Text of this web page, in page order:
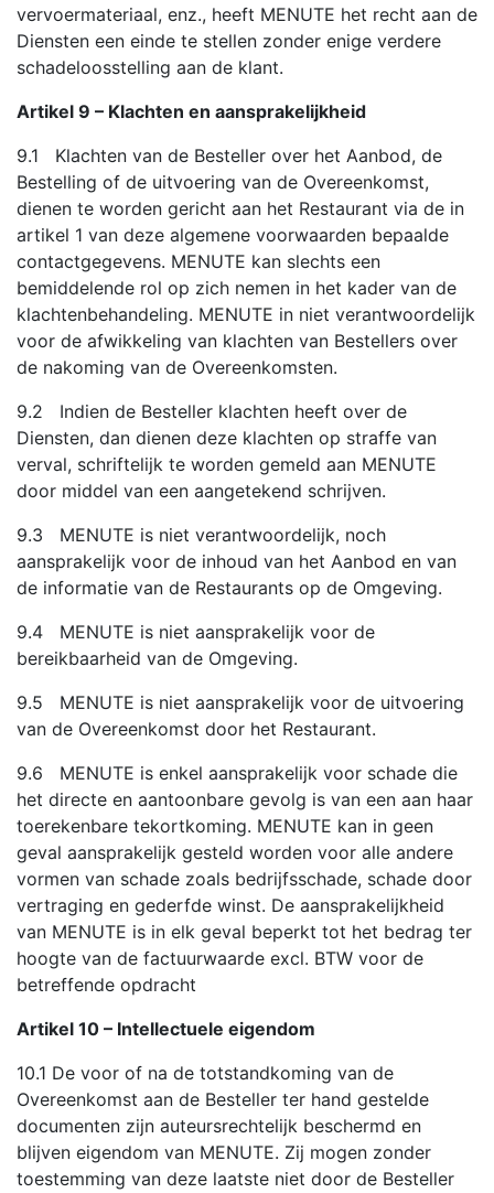
vervoermateriaal, enz., heeft MENUTE het recht aan de
Diensten een einde te stellen zonder enige verdere
schadeloosstelling aan de klant.
Artikel 9 – Klachten en aansprakelijkheid
9.1 Klachten van de Besteller over het Aanbod, de
Bestelling of de uitvoering van de Overeenkomst,
dienen te worden gericht aan het Restaurant via de in
artikel 1 van deze algemene voorwaarden bepaalde
contactgegevens. MENUTE kan slechts een
bemiddelende rol op zich nemen in het kader van de
klachtenbehandeling. MENUTE in niet verantwoordelijk
voor de afwikkeling van klachten van Bestellers over
de nakoming van de Overeenkomsten.
9.2 Indien de Besteller klachten heeft over de
Diensten, dan dienen deze klachten op straffe van
verval, schriftelijk te worden gemeld aan MENUTE
door middel van een aangetekend schrijven.
9.3 MENUTE is niet verantwoordelijk, noch
aansprakelijk voor de inhoud van het Aanbod en van
de informatie van de Restaurants op de Omgeving.
9.4 MENUTE is niet aansprakelijk voor de
bereikbaarheid van de Omgeving.
9.5 MENUTE is niet aansprakelijk voor de uitvoering
van de Overeenkomst door het Restaurant.
9.6 MENUTE is enkel aansprakelijk voor schade die
het directe en aantoonbare gevolg is van een aan haar
toerekenbare tekortkoming. MENUTE kan in geen
geval aansprakelijk gesteld worden voor alle andere
vormen van schade zoals bedrijfsschade, schade door
vertraging en gederfde winst. De aansprakelijkheid
van MENUTE is in elk geval beperkt tot het bedrag ter
hoogte van de factuurwaarde excl. BTW voor de
betreffende opdracht
Artikel 10 – Intellectuele eigendom
10.1 De voor of na de totstandkoming van de
Overeenkomst aan de Besteller ter hand gestelde
documenten zijn auteursrechtelijk beschermd en
blijven eigendom van MENUTE. Zij mogen zonder
toestemming van deze laatste niet door de Besteller